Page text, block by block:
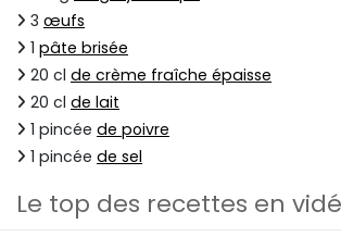
3 œufs
1 pâte brisée
20 cl de crème fraîche épaisse
20 cl de lait
1 pincée de poivre
1 pincée de sel
Le top des recettes en